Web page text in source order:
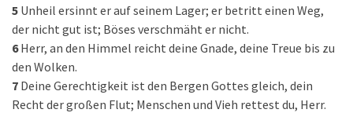
5 Unheil ersinnt er auf seinem Lager; er betritt einen Weg,
der nicht gut ist; Böses verschmäht er nicht.
6 Herr, an den Himmel reicht deine Gnade, deine Treue bis zu
den Wolken.
7 Deine Gerechtigkeit ist den Bergen Gottes gleich, dein
Recht der großen Flut; Menschen und Vieh rettest du, Herr.